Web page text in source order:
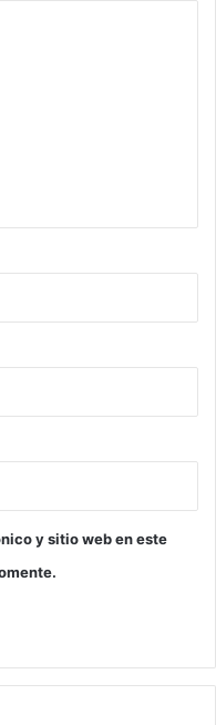
y sitio web en este